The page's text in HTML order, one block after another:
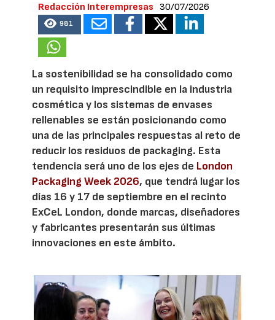
Redacción Interempresas 30/07/2026
981
La sostenibilidad se ha consolidado como
un requisito imprescindible en la industria
cosmética y los sistemas de envases
rellenables se están posicionando como
una de las principales respuestas al reto de
reducir los residuos de packaging. Esta
tendencia será uno de los ejes de London
Packaging Week 2026, que tendrá lugar los
días 16 y 17 de septiembre en el recinto
ExCeL London, donde marcas, diseñadores
y fabricantes presentarán sus últimas
innovaciones en este ámbito.